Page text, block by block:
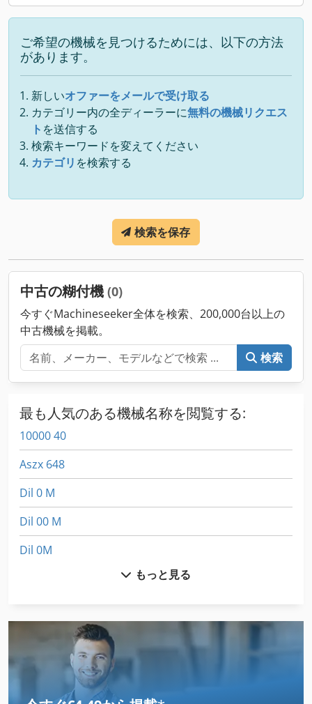
ご希望の機械を見つけるためには、以下の方法
があります。
新しいオファーをメールで受け取る
カテゴリー内の全ディーラーに無料の機械リクエス
ト を送信する
検索キーワードを変えてください
カテゴリ を検索する
検索を保存
中古の糊付機 (0)
今すぐMachineseeker全体を検索、200,000台以上の
中古機械を掲載。
検索
最も人気のある機械名称を閲覧する:
10000 40
Aszx 648
Dil 0 M
Dil 00 M
Dil 0M
Hsc 20 Linear
International 433
もっと見る